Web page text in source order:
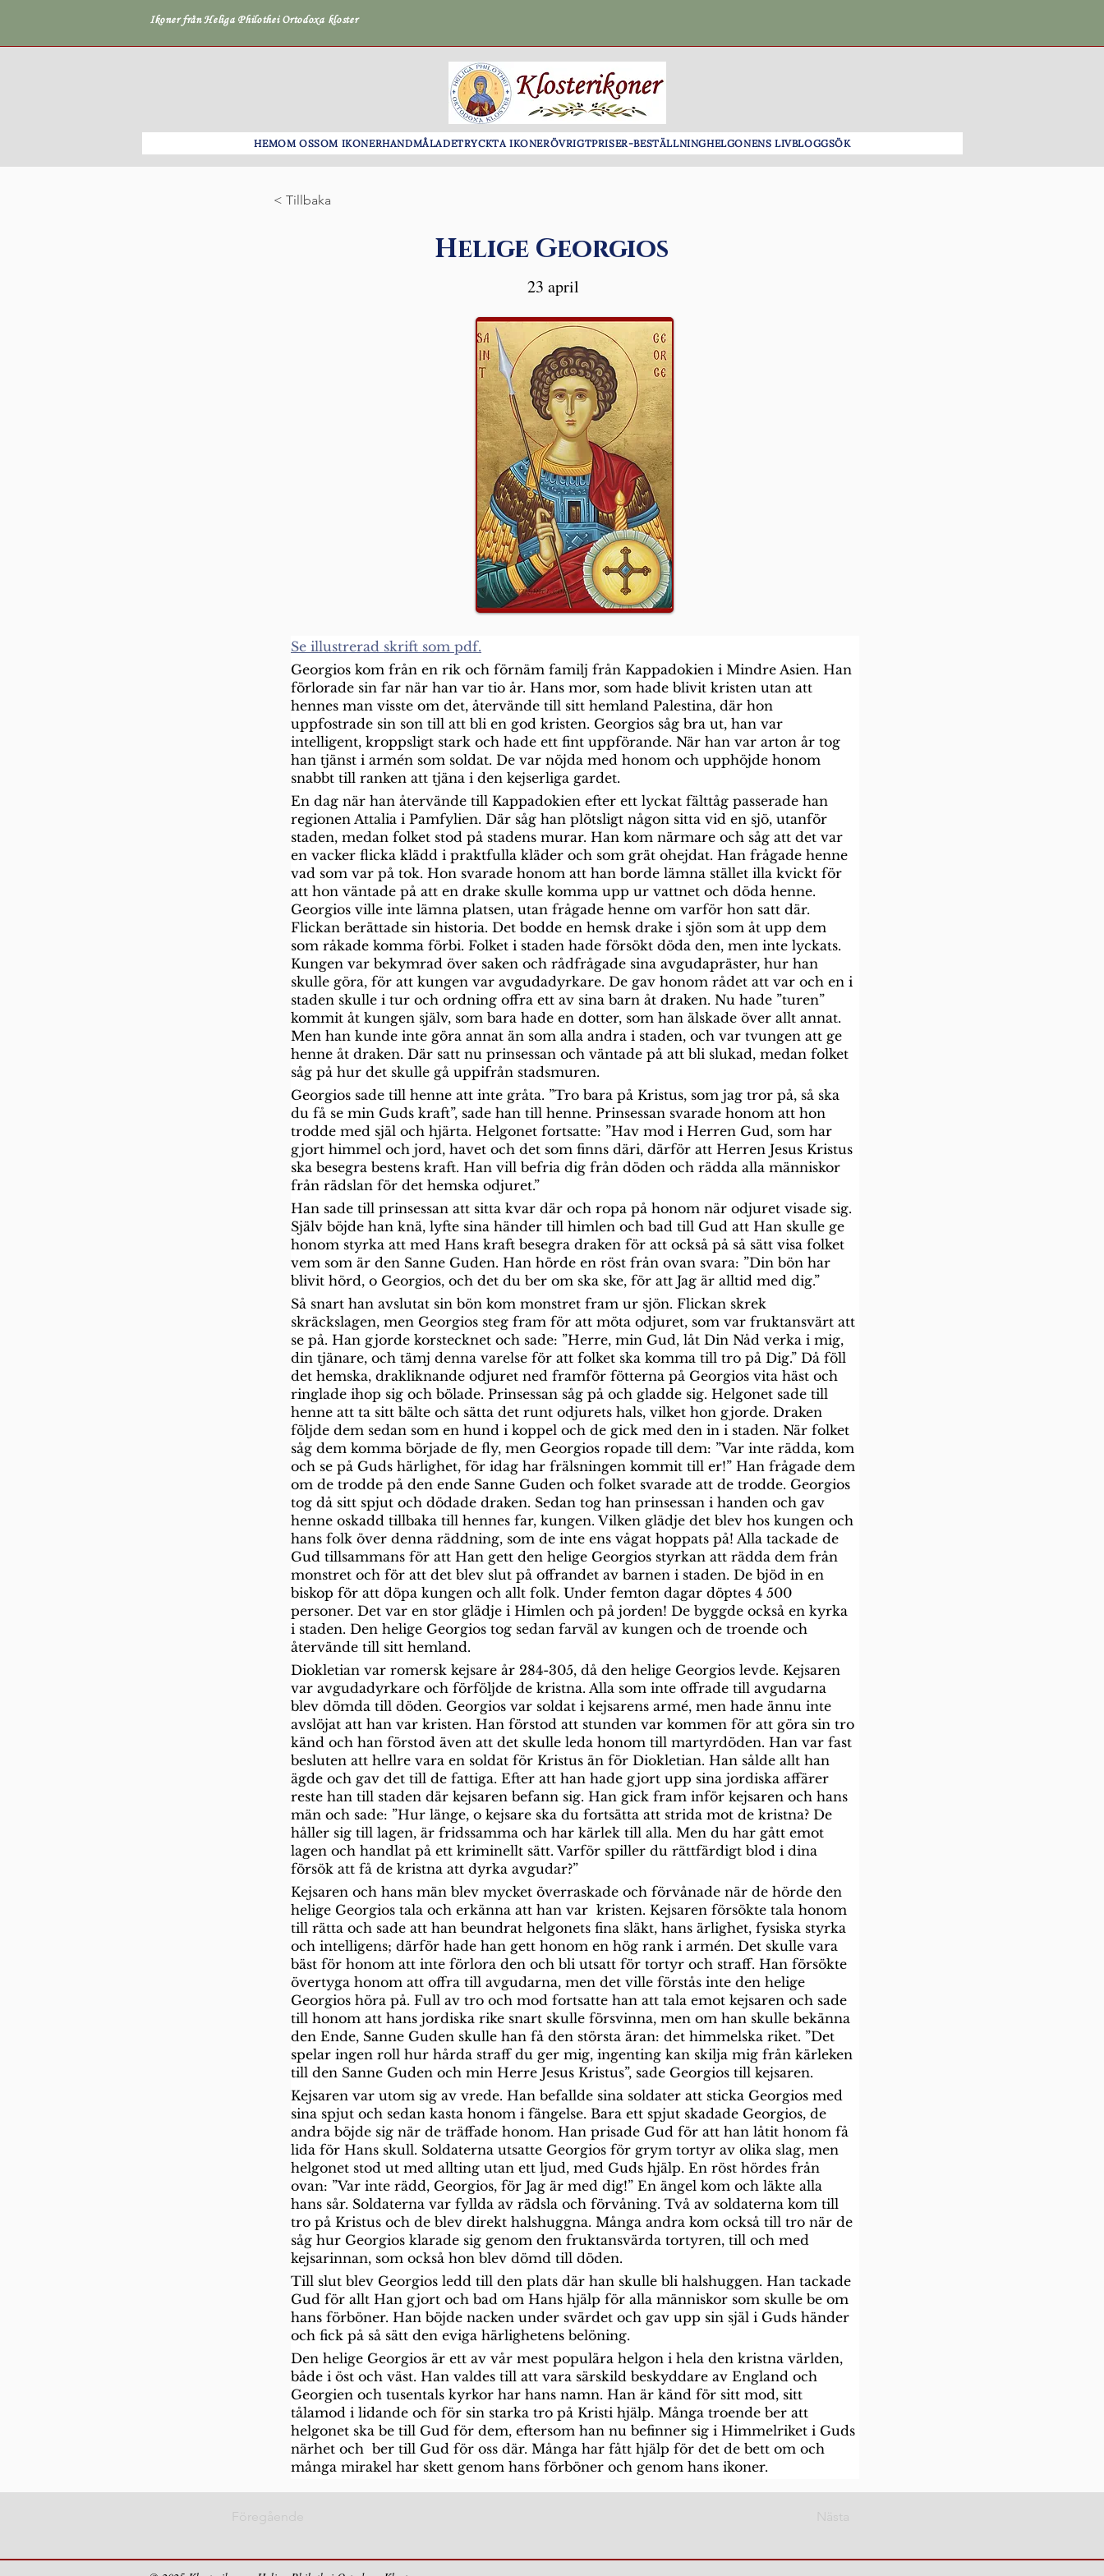
Ikoner från Heliga Philothei Ortodoxa kloster
HEMOM OSSOM IKONERHANDMÅLADETRYCKTA IKONERÖVRIGTPRISER-BESTÄLLNINGHELGONENS LIVBLOGGSÖK
< Tillbaka
Helige Georgios
23 april
Se illustrerad skrift som pdf.
Georgios kom från en rik och förnäm familj från Kappadokien i Mindre Asien. Han
förlorade sin far när han var tio år. Hans mor, som hade blivit kristen utan att
hennes man visste om det, återvände till sitt hemland Palestina, där hon
uppfostrade sin son till att bli en god kristen. Georgios såg bra ut, han var
intelligent, kroppsligt stark och hade ett fint uppförande. När han var arton år tog
han tjänst i armén som soldat. De var nöjda med honom och upphöjde honom
snabbt till ranken att tjäna i den kejserliga gardet.
En dag när han återvände till Kappadokien efter ett lyckat fälttåg passerade han
regionen Attalia i Pamfylien. Där såg han plötsligt någon sitta vid en sjö, utanför
staden, medan folket stod på stadens murar. Han kom närmare och såg att det var
en vacker flicka klädd i praktfulla kläder och som grät ohejdat. Han frågade henne
vad som var på tok. Hon svarade honom att han borde lämna stället illa kvickt för
att hon väntade på att en drake skulle komma upp ur vattnet och döda henne.
Georgios ville inte lämna platsen, utan frågade henne om varför hon satt där.
Flickan berättade sin historia. Det bodde en hemsk drake i sjön som åt upp dem
som råkade komma förbi. Folket i staden hade försökt döda den, men inte lyckats.
Kungen var bekymrad över saken och rådfrågade sina avgudapräster, hur han
skulle göra, för att kungen var avgudadyrkare. De gav honom rådet att var och en i
staden skulle i tur och ordning offra ett av sina barn åt draken. Nu hade ”turen”
kommit åt kungen själv, som bara hade en dotter, som han älskade över allt annat.
Men han kunde inte göra annat än som alla andra i staden, och var tvungen att ge
henne åt draken. Där satt nu prinsessan och väntade på att bli slukad, medan folket
såg på hur det skulle gå uppifrån stadsmuren.
Georgios sade till henne att inte gråta. ”Tro bara på Kristus, som jag tror på, så ska
du få se min Guds kraft”, sade han till henne. Prinsessan svarade honom att hon
trodde med själ och hjärta. Helgonet fortsatte: ”Hav mod i Herren Gud, som har
gjort himmel och jord, havet och det som finns däri, därför att Herren Jesus Kristus
ska besegra bestens kraft. Han vill befria dig från döden och rädda alla människor
från rädslan för det hemska odjuret.”
Han sade till prinsessan att sitta kvar där och ropa på honom när odjuret visade sig.
Själv böjde han knä, lyfte sina händer till himlen och bad till Gud att Han skulle ge
honom styrka att med Hans kraft besegra draken för att också på så sätt visa folket
vem som är den Sanne Guden. Han hörde en röst från ovan svara: ”Din bön har
blivit hörd, o Georgios, och det du ber om ska ske, för att Jag är alltid med dig.”
Så snart han avslutat sin bön kom monstret fram ur sjön. Flickan skrek
skräckslagen, men Georgios steg fram för att möta odjuret, som var fruktansvärt att
se på. Han gjorde korstecknet och sade: ”Herre, min Gud, låt Din Nåd verka i mig,
din tjänare, och tämj denna varelse för att folket ska komma till tro på Dig.” Då föll
det hemska, drakliknande odjuret ned framför fötterna på Georgios vita häst och
ringlade ihop sig och bölade. Prinsessan såg på och gladde sig. Helgonet sade till
henne att ta sitt bälte och sätta det runt odjurets hals, vilket hon gjorde. Draken
följde dem sedan som en hund i koppel och de gick med den in i staden. När folket
såg dem komma började de fly, men Georgios ropade till dem: ”Var inte rädda, kom
och se på Guds härlighet, för idag har frälsningen kommit till er!” Han frågade dem
om de trodde på den ende Sanne Guden och folket svarade att de trodde. Georgios
tog då sitt spjut och dödade draken. Sedan tog han prinsessan i handen och gav
henne oskadd tillbaka till hennes far, kungen. Vilken glädje det blev hos kungen och
hans folk över denna räddning, som de inte ens vågat hoppats på! Alla tackade de
Gud tillsammans för att Han gett den helige Georgios styrkan att rädda dem från
monstret och för att det blev slut på offrandet av barnen i staden. De bjöd in en
biskop för att döpa kungen och allt folk. Under femton dagar döptes 4 500
personer. Det var en stor glädje i Himlen och på jorden! De byggde också en kyrka
i staden. Den helige Georgios tog sedan farväl av kungen och de troende och
återvände till sitt hemland.
Diokletian var romersk kejsare år 284-305, då den helige Georgios levde. Kejsaren
var avgudadyrkare och förföljde de kristna. Alla som inte offrade till avgudarna
blev dömda till döden. Georgios var soldat i kejsarens armé, men hade ännu inte
avslöjat att han var kristen. Han förstod att stunden var kommen för att göra sin tro
känd och han förstod även att det skulle leda honom till martyrdöden. Han var fast
besluten att hellre vara en soldat för Kristus än för Diokletian. Han sålde allt han
ägde och gav det till de fattiga. Efter att han hade gjort upp sina jordiska affärer
reste han till staden där kejsaren befann sig. Han gick fram inför kejsaren och hans
män och sade: ”Hur länge, o kejsare ska du fortsätta att strida mot de kristna? De
håller sig till lagen, är fridssamma och har kärlek till alla. Men du har gått emot
lagen och handlat på ett kriminellt sätt. Varför spiller du rättfärdigt blod i dina
försök att få de kristna att dyrka avgudar?”
Kejsaren och hans män blev mycket överraskade och förvånade när de hörde den
helige Georgios tala och erkänna att han var  kristen. Kejsaren försökte tala honom
till rätta och sade att han beundrat helgonets fina släkt, hans ärlighet, fysiska styrka
och intelligens; därför hade han gett honom en hög rank i armén. Det skulle vara
bäst för honom att inte förlora den och bli utsatt för tortyr och straff. Han försökte
övertyga honom att offra till avgudarna, men det ville förstås inte den helige
Georgios höra på. Full av tro och mod fortsatte han att tala emot kejsaren och sade
till honom att hans jordiska rike snart skulle försvinna, men om han skulle bekänna
den Ende, Sanne Guden skulle han få den största äran: det himmelska riket. ”Det
spelar ingen roll hur hårda straff du ger mig, ingenting kan skilja mig från kärleken
till den Sanne Guden och min Herre Jesus Kristus”, sade Georgios till kejsaren.
Kejsaren var utom sig av vrede. Han befallde sina soldater att sticka Georgios med
sina spjut och sedan kasta honom i fängelse. Bara ett spjut skadade Georgios, de
andra böjde sig när de träffade honom. Han prisade Gud för att han låtit honom få
lida för Hans skull. Soldaterna utsatte Georgios för grym tortyr av olika slag, men
helgonet stod ut med allting utan ett ljud, med Guds hjälp. En röst hördes från
ovan: ”Var inte rädd, Georgios, för Jag är med dig!” En ängel kom och läkte alla
hans sår. Soldaterna var fyllda av rädsla och förvåning. Två av soldaterna kom till
tro på Kristus och de blev direkt halshuggna. Många andra kom också till tro när de
såg hur Georgios klarade sig genom den fruktansvärda tortyren, till och med
kejsarinnan, som också hon blev dömd till döden.
Till slut blev Georgios ledd till den plats där han skulle bli halshuggen. Han tackade
Gud för allt Han gjort och bad om Hans hjälp för alla människor som skulle be om
hans förböner. Han böjde nacken under svärdet och gav upp sin själ i Guds händer
och fick på så sätt den eviga härlighetens belöning.
Den helige Georgios är ett av vår mest populära helgon i hela den kristna världen,
både i öst och väst. Han valdes till att vara särskild beskyddare av England och
Georgien och tusentals kyrkor har hans namn. Han är känd för sitt mod, sitt
tålamod i lidande och för sin starka tro på Kristi hjälp. Många troende ber att
helgonet ska be till Gud för dem, eftersom han nu befinner sig i Himmelriket i Guds
närhet och  ber till Gud för oss där. Många har fått hjälp för det de bett om och
många mirakel har skett genom hans förböner och genom hans ikoner.
Föregående Nästa